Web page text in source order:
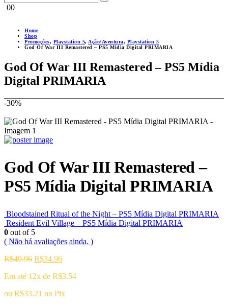
00
Home
Shop
Promoções, Playstation 5, Ação/Aventura, Playstation 5
God Of War III Remastered – PS5 Mídia Digital PRIMARIA
God Of War III Remastered – PS5 Mídia
Digital PRIMARIA
-30%
God Of War III Remastered –
PS5 Mídia Digital PRIMARIA
Bloodstained Ritual of the Night – PS5 Mídia Digital PRIMARIA
Resident Evil Village – PS5 Mídia Digital PRIMARIA
0 out of 5
( Não há avaliações ainda. )
R$49.96 O
original
R$49.96.
R$34.96O
atual
R$34.96.
Em até 12x de R$3.54
ou R$33.21 no Pix